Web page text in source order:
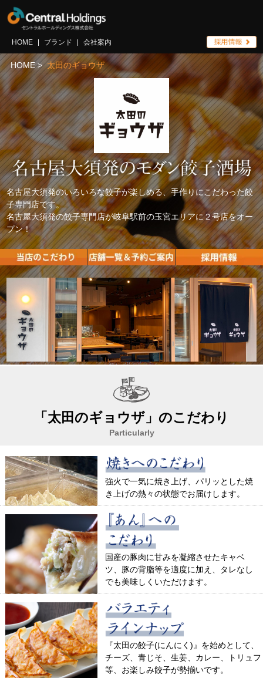
HOME ブランド 会社案内
HOME > 太田のギョウザ
名古屋大須発のいろいろな餃子が楽しめる、手作りにこだわった餃
子専門店です。
名古屋大須発の餃子専門店が岐阜駅前の玉宮エリアに２号店をオー
プン！
「太田のギョウザ」のこだわり
Particularly
強火で一気に焼き上げ、パリッとした焼
き上げの熱々の状態でお届けします。
国産の豚肉に甘みを凝縮させたキャベ
ツ、豚の背脂等を適度に加え、タレなし
でも美味しくいただけます。
『太田の餃子(にんにく)』を始めとして、
チーズ、青じそ、生姜、カレー、トリュフ
等、お楽しみ餃子が勢揃いです。